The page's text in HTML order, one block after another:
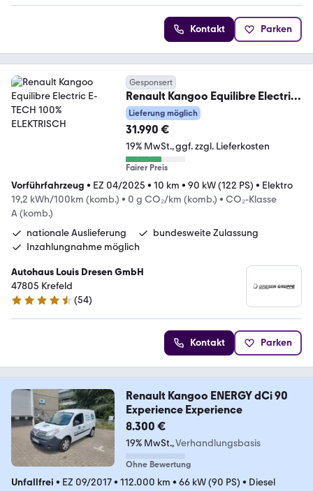
Kontakt Parken
Gesponsert
Renault Kangoo Equilibre Electric
E-TECH 100% ELEKTRISCH
Lieferung möglich
31.990 €
19% MwSt. ggf. zzgl. Lieferkosten
Fairer Preis
Vorführfahrzeug • EZ 04/2025 • 10 km • 90 kW (122 PS) • Elektro
19,2 kWh/100km (komb.) • 0 g CO₂/km (komb.) • CO₂-Klasse
A (komb.)
nationale Auslieferung
bundesweite Zulassung
Inzahlungnahme möglich
Autohaus Louis Dresen GmbH
47805 Krefeld
4.6 Sterne
(54)
Kontakt Parken
Renault Kangoo ENERGY dCi 90
Experience Experience
8.300 €
19% MwSt. Verhandlungsbasis
Ohne Bewertung
Unfallfrei • EZ 09/2017• 112.000 km • 66 kW (90 PS) • Diesel